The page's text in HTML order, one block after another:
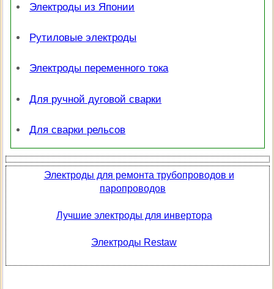
Электроды из Японии
Рутиловые электроды
Электроды переменного тока
Для ручной дуговой сварки
Для сварки рельсов
Электроды для ремонта трубопроводов и
паропроводов
Лучшие электроды для инвертора
Электроды Restaw